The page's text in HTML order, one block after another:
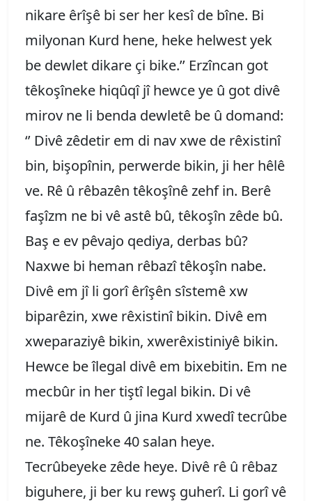
nikare êrîşê bi ser her kesî de bîne. Bi
milyonan Kurd hene, heke helwest yek
be dewlet dikare çi bike.’’ Erzîncan got
têkoşîneke hiqûqî jî hewce ye û got divê
mirov ne li benda dewletê be û domand:
‘’ Divê zêdetir em di nav xwe de rêxistinî
bin, bişopînin, perwerde bikin, ji her hêlê
ve. Rê û rêbazên têkoşînê zehf in. Berê
faşîzm ne bi vê astê bû, têkoşîn zêde bû.
Baş e ev pêvajo qediya, derbas bû?
Naxwe bi heman rêbazî têkoşîn nabe.
Divê em jî li gorî êrîşên sîstemê xw
biparêzin, xwe rêxistinî bikin. Divê em
xweparaziyê bikin, xwerêxistiniyê bikin.
Hewce be îlegal divê em bixebitin. Em ne
mecbûr in her tiştî legal bikin. Di vê
mijarê de Kurd û jina Kurd xwedî tecrûbe
ne. Têkoşîneke 40 salan heye.
Tecrûbeyeke zêde heye. Divê rê û rêbaz
biguhere, ji ber ku rewş guherî. Li gorî vê